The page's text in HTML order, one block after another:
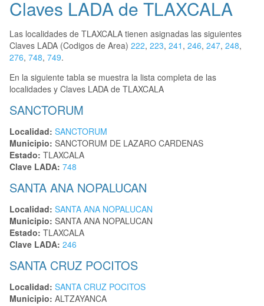
Claves LADA de TLAXCALA
Las localidades de TLAXCALA tienen asignadas las siguientes
Claves LADA (Codigos de Area) 222, 223, 241 , 246, 247, 248,
276, 748, 749.
En la siguiente tabla se muestra la lista completa de las
localidades y Claves LADA de TLAXCALA
SANCTORUM
Localidad: SANCTORUM
Municipio: SANCTORUM DE LAZARO CARDENAS
Estado: TLAXCALA
Clave LADA: 748
SANTA ANA NOPALUCAN
Localidad: SANTA ANA NOPALUCAN
Municipio: SANTA ANA NOPALUCAN
Estado: TLAXCALA
Clave LADA: 246
SANTA CRUZ POCITOS
Localidad: SANTA CRUZ POCITOS
Municipio: ALTZAYANCA